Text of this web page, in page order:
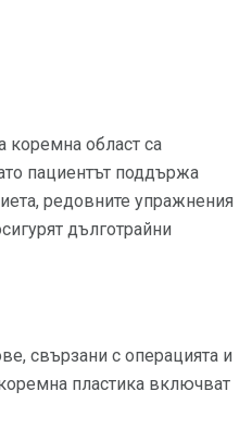
коремна област са
пациентът поддържа
редовните упражнения
дълготрайни
свързани с операцията и
пластика включват